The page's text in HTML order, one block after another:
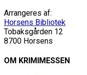
Arrangeres af:
Horsens Bibliotek
Tobaksgården 12
8700 Horsens
OM KRIMIMESSEN